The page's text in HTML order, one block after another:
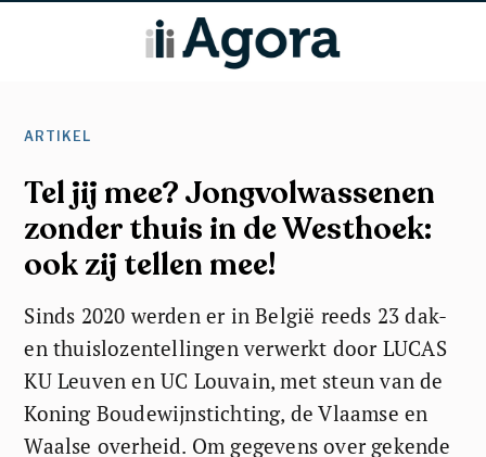
ARTIKEL
Tel jij mee? Jongvolwassenen
zonder thuis in de Westhoek:
ook zij tellen mee!
Sinds 2020 werden er in België reeds 23 dak-
en thuislozentellingen verwerkt door LUCAS
KU Leuven en UC Louvain, met steun van de
Koning Boudewijnstichting, de Vlaamse en
Waalse overheid. Om gegevens over gekende